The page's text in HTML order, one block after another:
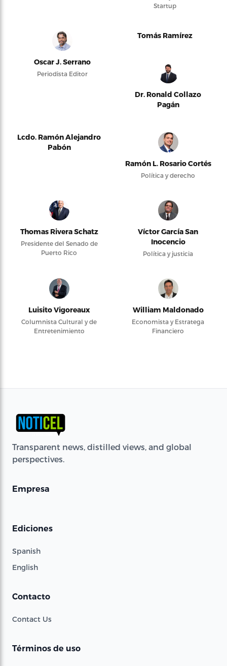
Startup
Oscar J. Serrano
Periodista Editor
Tomás Ramírez
Dr. Ronald Collazo
Pagán
Lcdo. Ramón Alejandro
Pabón
Ramón L. Rosario Cortés
Política y derecho
Thomas Rivera Schatz
Presidente del Senado de
Puerto Rico
Víctor García San
Inocencio
Política y justicia
Luisito Vigoreaux
Columnista Cultural y de
Entretenimiento
William Maldonado
Economista y Estratega
Financiero
Transparent news, distilled views, and global
perspectives.
Empresa
Ediciones
Spanish
English
Contacto
Contact Us
Términos de uso